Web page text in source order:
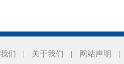
们 | 关于我们 | 网站声明
|